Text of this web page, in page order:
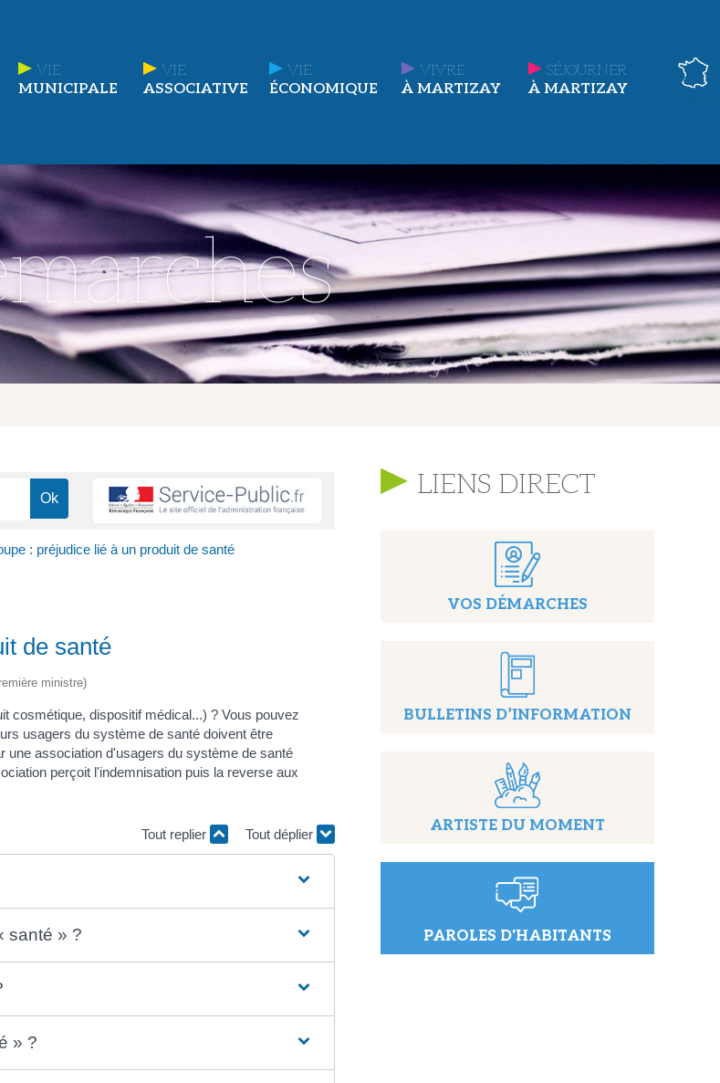
VIE
MUNICIPALE
VIE
ASSOCIATIVE
VIE
ÉCONOMIQUE
VIVRE
À MARTIZAY
SÉJOURNER
À MARTIZAY
: préjudice lié à un produit de santé
de santé
ministre)
cosmétique, dispositif médical...) ? Vous pouvez
usagers du système de santé doivent être
une association d'usagers du système de santé
perçoit l'indemnisation puis la reverse aux
Tout replier Tout déplier
santé » ?
» ?
LIENS DIRECT
VOS DÉMARCHES
BULLETINS D’INFORMATION
ARTISTE DU MOMENT
PAROLES D'HABITANTS